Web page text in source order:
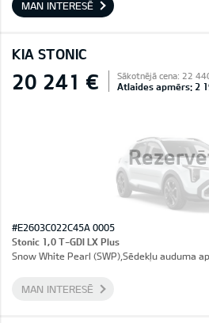
MAN INTERESĒ
KIA STONIC
20 241 € Sākotnējā cena: 22
Atlaides apmērs: 2
#E2603C022C45A 0005
Stonic 1,0 T-GDI LX Plus
Snow White Pearl (SWP),Sēdekļu auduma
MAN INTERESĒ